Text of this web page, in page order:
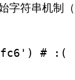
字符串机制（
# :(